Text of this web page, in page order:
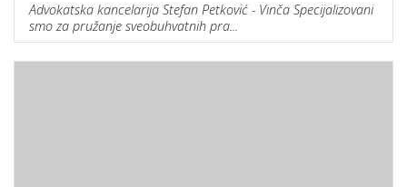
Advokatska kancelarija Stefan Petković - Vinča Specijalizovani
smo za pružanje sveobuhvatnih pra...